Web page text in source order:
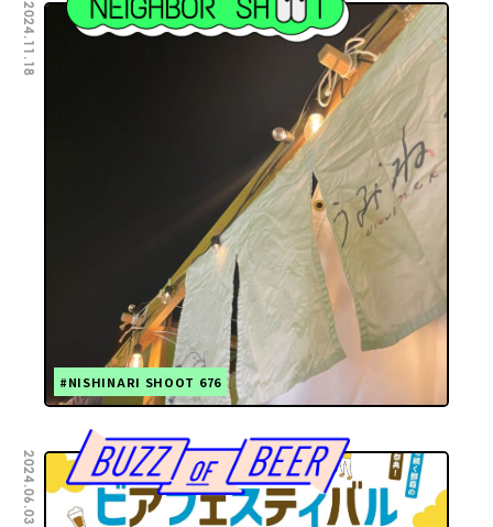
2024.11.18
#NISHINARI SHOOT 676
2024.06.03